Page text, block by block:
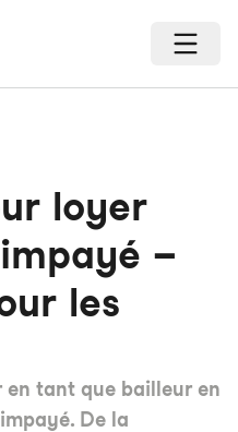
loyer
–
les
en tant que bailleur en
De la